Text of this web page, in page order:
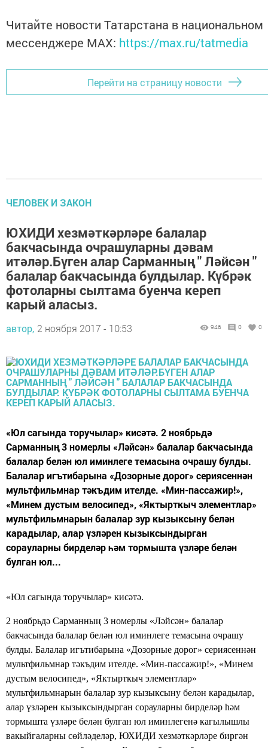
Читайте новости Татарстана в национальном
мессенджере MАХ: https://max.ru/tatmedia
Перейти на страницу новости
ЧЕЛОВЕК И ЗАКОН
ЮХИДИ хезмәткәрләре балалар
бакчасында очрашуларны дәвам
итәләр.Бүген алар Сарманның " Ләйсән "
балалар бакчасында булдылар. Күбрәк
фотоларны сылтама буенча кереп
карый аласыз.
автор, 2 ноября 2017 - 10:53 946 0 0
«Юл сагында торучылар» кисәтә. 2 ноябрьдә
Сарманның 3 номерлы «Ләйсән» балалар бакчасында
балалар белән юл иминлеге темасына очрашу булды.
Балалар игътибарына «Дозорные дорог» сериясеннән
мультфильмнар тәкъдим ителде. «Мин-пассажир!»,
«Минем дустым велосипед», «Яктырткыч элементлар»
мультфильмнарын балалар зур кызыксыну белән
карадылар, алар үзләрен кызыксындырган
сорауларны бирделәр һәм тормышта үзләре белән
булган юл...
«Юл сагында торучылар» кисәтә.
2 ноябрьдә Сарманның 3 номерлы «Ләйсән» балалар
бакчасында балалар белән юл иминлеге темасына очрашу
булды. Балалар игътибарына «Дозорные дорог» сериясеннән
мультфильмнар тәкъдим ителде. «Мин-пассажир!», «Минем
дустым велосипед», «Яктырткыч элементлар»
мультфильмнарын балалар зур кызыксыну белән карадылар,
алар үзләрен кызыксындырган сорауларны бирделәр һәм
тормышта үзләре белән булган юл иминлегенә кагылышлы
вакыйгаларны сөйләделәр, ЮХИДИ хезмәткәрләре биргән